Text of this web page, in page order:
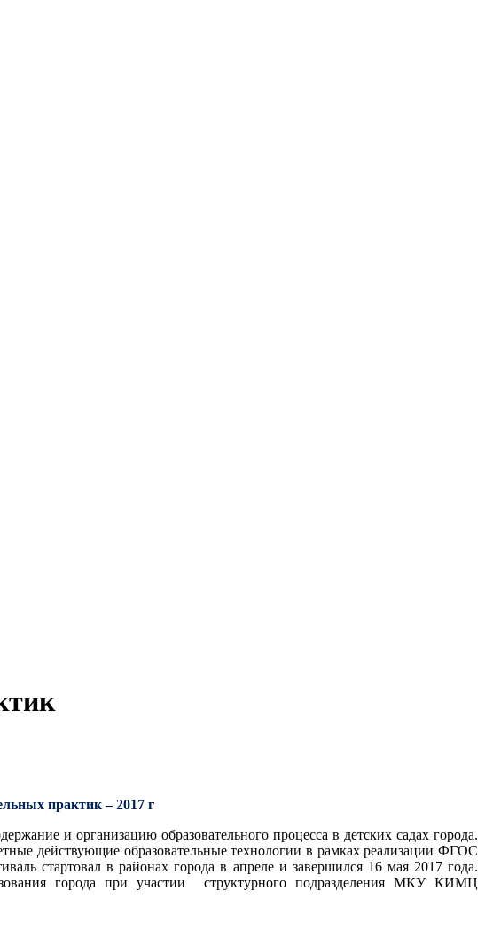
практик – 2017 г
и организацию образовательного процесса в детских садах города.
действующие образовательные технологии в рамках реализации ФГОС
стартовал в районах города в апреле и завершился 16 мая 2017 года.
города при участии структурного подразделения МКУ КИМЦ